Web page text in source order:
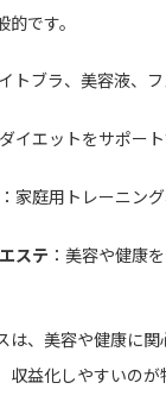
です。
トブラ、美容液、
イエットをサポー
：家庭用トレーニン
ステ ：美容や健康
は、美容や健康に
益化しやすいのが